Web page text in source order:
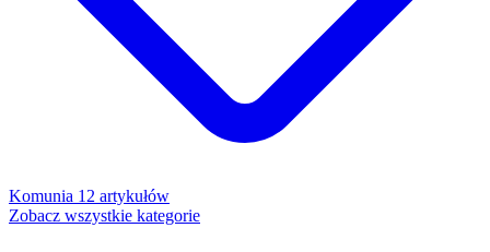
Komunia 12 artykułów
Zobacz wszystkie kategorie